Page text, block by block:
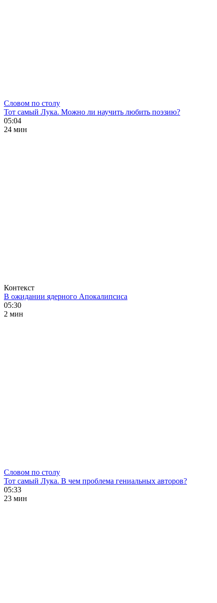
Словом по столу
Тот самый Лука. Можно ли научить любить поэзию?
05:04
24 мин
Контекст
В ожидании ядерного Апокалипсиса
05:30
2 мин
Словом по столу
Тот самый Лука. В чем проблема гениальных авторов?
05:33
23 мин